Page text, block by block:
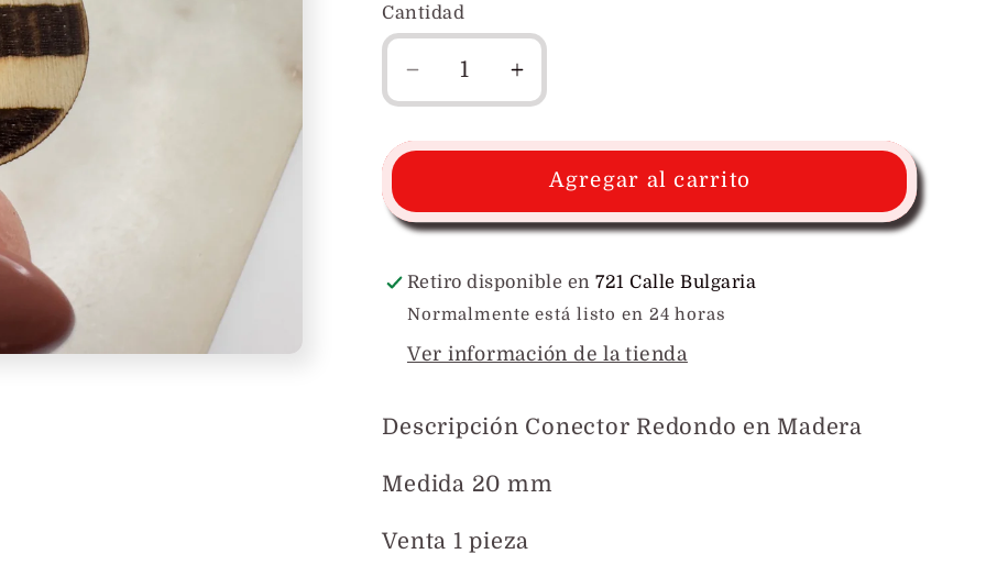
Cantidad
Reducir
cantidad
para
Bandera
PR
en
Madera
Aumentar
cantidad
Conector
con
Bandera
PR
en
Madera
Agregar al carrito
Retiro disponible en721 Calle Bulgaria
Normalmente está listo en 24 horas
Ver información de la tienda
Descripción Conector Redondo en Madera
Medida 20 mm
Venta 1 pieza